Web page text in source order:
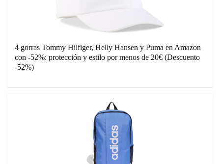
4 gorras Tommy Hilfiger, Helly Hansen y Puma en Amazon
con -52%: protección y estilo por menos de 20€ (Descuento
-52%)